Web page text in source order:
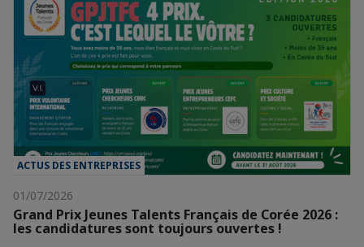
ACTUS DES ENTREPRISES
01/07/2026
Grand Prix Jeunes Talents Français de Corée 2026 :
les candidatures sont toujours ouvertes !